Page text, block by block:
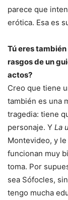
parece que
erótica. Esa es
Tú eres
rasgos de un
actos?
Creo que tiene
también es una
tragedia: tiene
personaje. Y La
Montevideo, y
funcionan muy
toma. Por
sea Sófocles,
tengo mucha